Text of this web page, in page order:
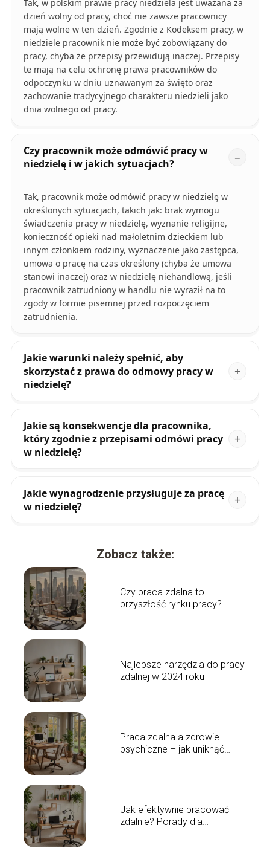
Tak, w polskim prawie pracy niedziela jest uważana za
dzień wolny od pracy, choć nie zawsze pracownicy
mają wolne w ten dzień. Zgodnie z Kodeksem pracy, w
niedziele pracownik nie może być zobowiązany do
pracy, chyba że przepisy przewidują inaczej. Przepisy
te mają na celu ochronę prawa pracowników do
odpoczynku w dniu uznawanym za święto oraz
zachowanie tradycyjnego charakteru niedzieli jako
dnia wolnego od pracy.
Czy pracownik może odmówić pracy w
niedzielę i w jakich sytuacjach?
Tak, pracownik może odmówić pracy w niedzielę w
określonych sytuacjach, takich jak: brak wymogu
świadczenia pracy w niedzielę, wyznanie religijne,
konieczność opieki nad małoletnim dzieckiem lub
innym członkiem rodziny, wyznaczenie jako zastępca,
umowa o pracę na czas określony (chyba że umowa
stanowi inaczej) oraz w niedzielę niehandlową, jeśli
pracownik zatrudniony w handlu nie wyraził na to
zgody w formie pisemnej przed rozpoczęciem
zatrudnienia.
Jakie warunki należy spełnić, aby
skorzystać z prawa do odmowy pracy w
niedzielę?
Jakie są konsekwencje dla pracownika,
który zgodnie z przepisami odmówi pracy
w niedzielę?
Jakie wynagrodzenie przysługuje za pracę
w niedzielę?
Zobacz także:
Czy praca zdalna to
przyszłość rynku pracy?
Najlepsze narzędzia do pracy
zdalnej w 2024 roku
Praca zdalna a zdrowie
psychiczne – jak uniknąć
Jak efektywnie pracować
zdalnie? Porady dla